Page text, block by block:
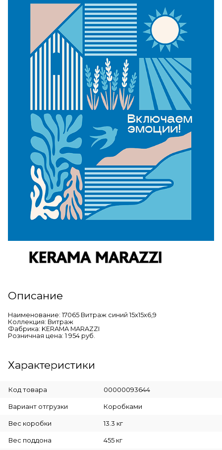
Описание
Наименование: 17065 Витраж синий 15x15x6,9
Коллекция: Витраж
Фабрика: KERAMA MARAZZI
Розничная цена: 1 954 руб.
Характеристики
Код товара 00000093644
Вариант отгрузки Коробками
Вес коробки 13.3 кг
Вес поддона 455 кг